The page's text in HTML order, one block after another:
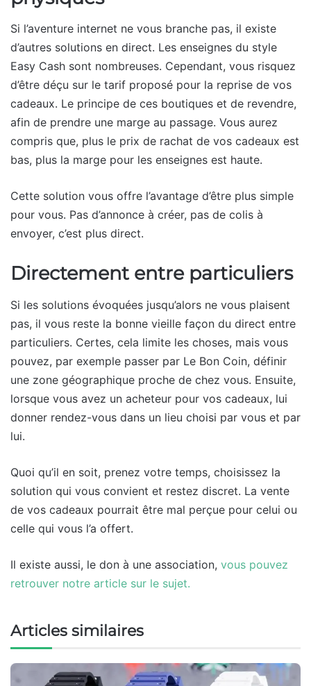
Si l’aventure internet ne vous branche pas, il existe
d’autres solutions en direct. Les enseignes du style
Easy Cash sont nombreuses. Cependant, vous risquez
d’être déçu sur le tarif proposé pour la reprise de vos
cadeaux. Le principe de ces boutiques et de revendre,
afin de prendre une marge au passage. Vous aurez
compris que, plus le prix de rachat de vos cadeaux est
bas, plus la marge pour les enseignes est haute.
Cette solution vous offre l’avantage d’être plus simple
pour vous. Pas d’annonce à créer, pas de colis à
envoyer, c’est plus direct.
Directement entre particuliers
Si les solutions évoquées jusqu’alors ne vous plaisent
pas, il vous reste la bonne vieille façon du direct entre
particuliers. Certes, cela limite les choses, mais vous
pouvez, par exemple passer par Le Bon Coin, définir
une zone géographique proche de chez vous. Ensuite,
lorsque vous avez un acheteur pour vos cadeaux, lui
donner rendez-vous dans un lieu choisi par vous et par
lui.
Quoi qu’il en soit, prenez votre temps, choisissez la
solution qui vous convient et restez discret. La vente
de vos cadeaux pourrait être mal perçue pour celui ou
celle qui vous l’a offert.
Il existe aussi, le don à une association, vous pouvez
retrouver notre article sur le sujet.
Articles similaires